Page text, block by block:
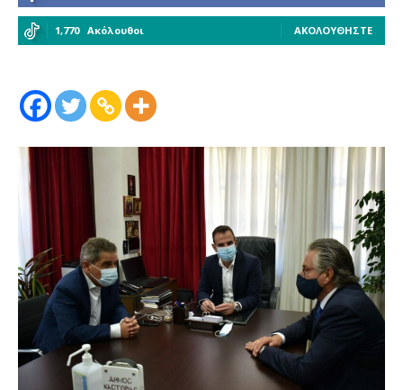
1,770 Ακόλουθοι ΑΚΟΛΟΥΘΉΣΤΕ